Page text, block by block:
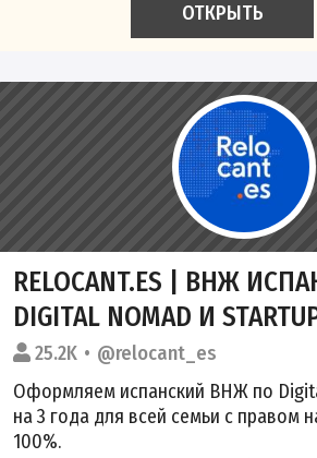
ОТКРЫТЬ
RELOCANT.ES | ВНЖ
DIGITAL NOMAD И
25.2K
@relocant_es
Оформляем испанский ВНЖ по
на 3 года для всей семьи с правом
100%.